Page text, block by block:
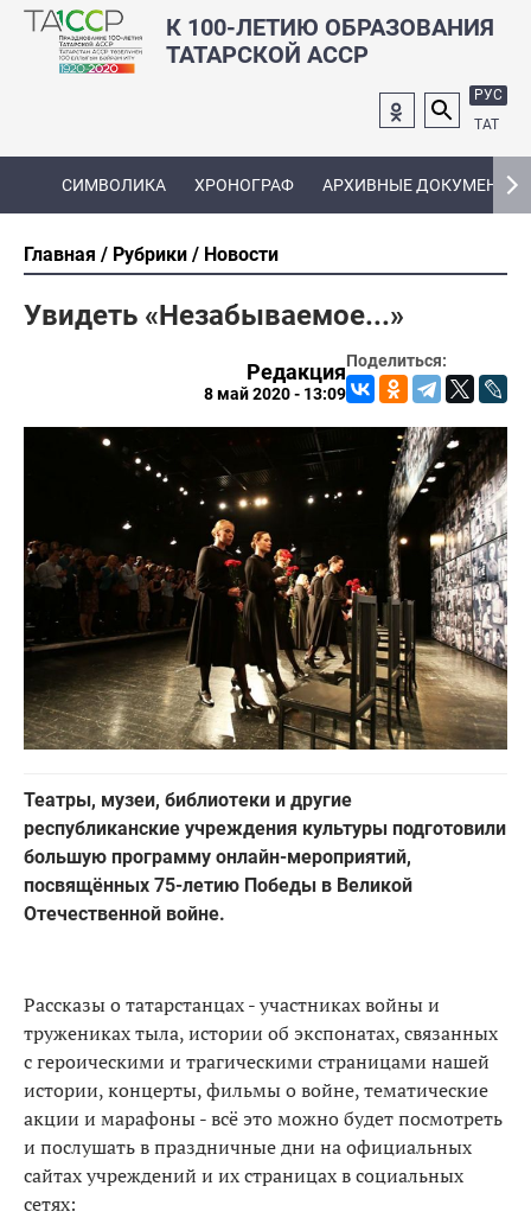
К 100-ЛЕТИЮ ОБРАЗОВАНИЯ
ТАТАРСКОЙ АССР
РУС
ТАТ
СИМВОЛИКА ХРОНОГРАФ АРХИВНЫЕ ДОКУМЕНТЫ
Главная Рубрики Новости
Увидеть «Незабываемое...»
Поделиться:
Редакция
8 май 2020 - 13:09
Театры, музеи, библиотеки и другие
республиканские учреждения культуры подготовили
большую программу онлайн-мероприятий,
посвящённых 75-летию Победы в Великой
Отечественной войне.
Рассказы о татарстанцах - участниках войны и
тружениках тыла, истории об экспонатах, связанных
с героическими и трагическими страницами нашей
истории, концерты, фильмы о войне, тематические
акции и марафоны - всё это можно будет посмотреть
и послушать в праздничные дни на официальных
сайтах учреждений и их страницах в социальных
сетях: